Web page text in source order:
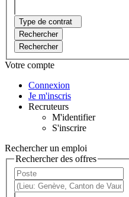
Type de contrat
Rechercher
Rechercher
Votre compte
Connexion
Je m'inscris
Recruteurs
M'identifier
S'inscrire
Rechercher un emploi
Rechercher des offres